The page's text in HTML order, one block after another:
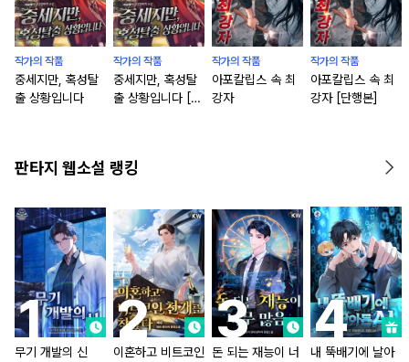
작가의 작품
중세지만, 혹성탈
출 상황입니다
작가의 작품
중세지만, 혹성탈
출 상황입니다 [단
작가의 작품
아포칼립스 속 최
강자
작가의 작품
아포칼립스 속 최
강자 [단행본]
판타지 웹소설 랭킹
무기 개발의 신
이혼하고 비트코인
돈 되는 재능이 너
내 뚝배기에 날아